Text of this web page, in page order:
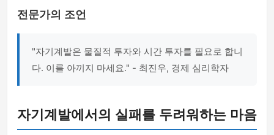
전문가의 조언
"자기계발은 물질적 투자와 시간 투자를 필요로 합니
다. 이를 아끼지 마세요." - 최진우, 경제 심리학자
자기계발에서의 실패를 두려워하는 마음